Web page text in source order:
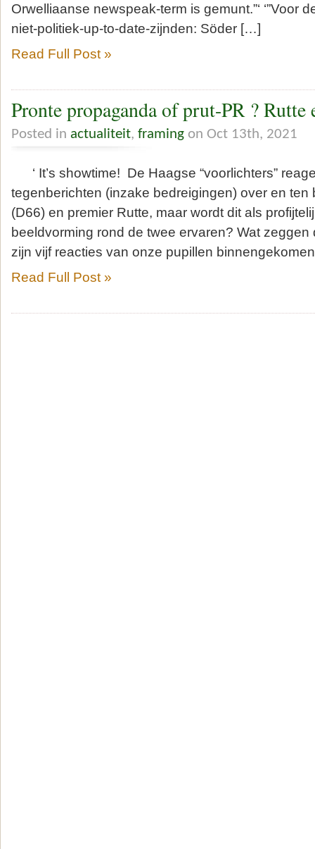
Orwelliaanse newspeak-term is gemunt.”‘ ‘”Voor
niet-politiek-up-to-date-zijnden: Söder […]
Read Full Post »
Pronte propaganda of prut-PR ? Rutte
Posted in actualiteit, framing on Oct 13th, 2021
‘ It’s showtime! De Haagse “voorlichters”
tegenberichten (inzake bedreigingen) over en ten
(D66) en premier Rutte, maar wordt dit als
beeldvorming rond de twee ervaren? Wat
zijn vijf reacties van onze pupillen
Read Full Post »